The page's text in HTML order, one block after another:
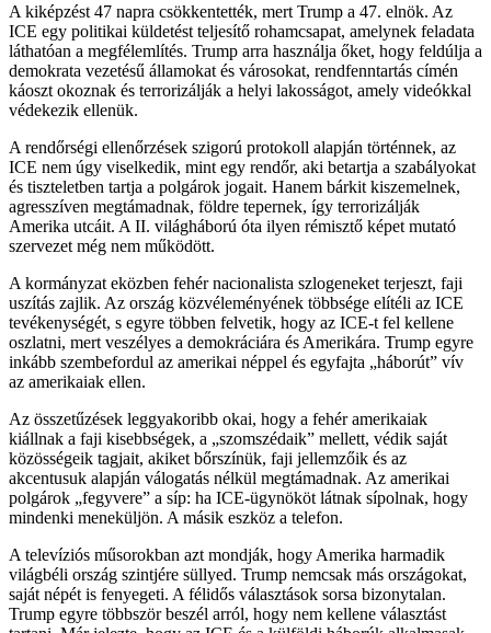
A kiképzést 47 napra csökkentették, mert Trump a 47. elnök. Az
ICE egy politikai küldetést teljesítő rohamcsapat, amelynek feladata
láthatóan a megfélemlítés. Trump arra használja őket, hogy feldúlja a
demokrata vezetésű államokat és városokat, rendfenntartás címén
káoszt okoznak és terrorizálják a helyi lakosságot, amely videókkal
védekezik ellenük.
A rendőrségi ellenőrzések szigorú protokoll alapján történnek, az
ICE nem úgy viselkedik, mint egy rendőr, aki betartja a szabályokat
és tiszteletben tartja a polgárok jogait. Hanem bárkit kiszemelnek,
agresszíven megtámadnak, földre tepernek, így terrorizálják
Amerika utcáit. A II. világháború óta ilyen rémisztő képet mutató
szervezet még nem működött.
A kormányzat eközben fehér nacionalista szlogeneket terjeszt, faji
uszítás zajlik. Az ország közvéleményének többsége elítéli az ICE
tevékenységét, s egyre többen felvetik, hogy az ICE-t fel kellene
oszlatni, mert veszélyes a demokráciára és Amerikára. Trump egyre
inkább szembefordul az amerikai néppel és egyfajta „háborút” vív
az amerikaiak ellen.
Az összetűzések leggyakoribb okai, hogy a fehér amerikaiak
kiállnak a faji kisebbségek, a „szomszédaik” mellett, védik saját
közösségeik tagjait, akiket bőrszínük, faji jellemzőik és az
akcentusuk alapján válogatás nélkül megtámadnak. Az amerikai
polgárok „fegyvere” a síp: ha ICE-ügynököt látnak sípolnak, hogy
mindenki meneküljön. A másik eszköz a telefon.
A televíziós műsorokban azt mondják, hogy Amerika harmadik
világbéli ország szintjére süllyed. Trump nemcsak más országokat,
saját népét is fenyegeti. A félidős választások sorsa bizonytalan.
Trump egyre többször beszél arról, hogy nem kellene választást